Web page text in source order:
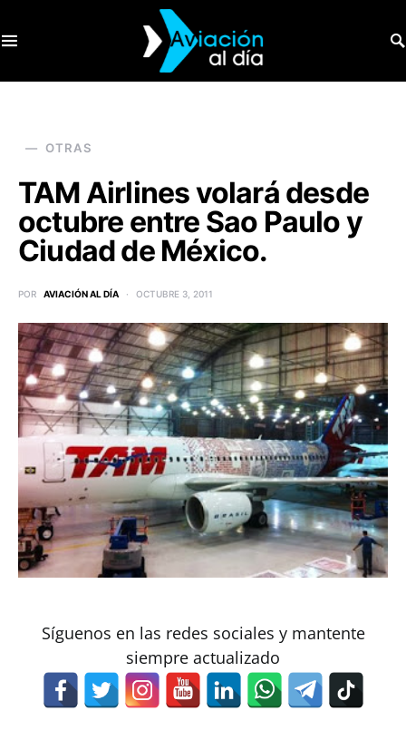
OTRAS
TAM Airlines volará desde
octubre entre Sao Paulo y
Ciudad de México.
POR AVIACIÓN AL DÍA OCTUBRE 3, 2011
Síguenos en las redes sociales y mantente
siempre actualizado